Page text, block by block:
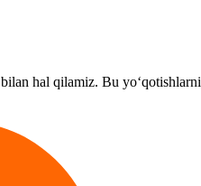
bilan hal qilamiz. Bu yo‘qotishlarni